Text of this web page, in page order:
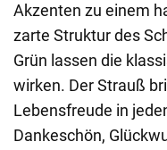
Akzenten zu einem
zarte Struktur des
Grün lassen die
wirken. Der Strauß
Lebensfreude in
Dankeschön,